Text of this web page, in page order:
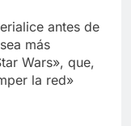
antes de
más
Wars», que,
la red»